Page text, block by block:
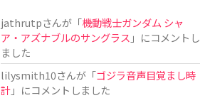
jathrutpさんが「機動戦士ガンダム シャ
ア・アズナブルのサングラス 」にコメントし
ました
lilysmith10さんが「ゴジラ音声目覚まし時
計」にコメントしました